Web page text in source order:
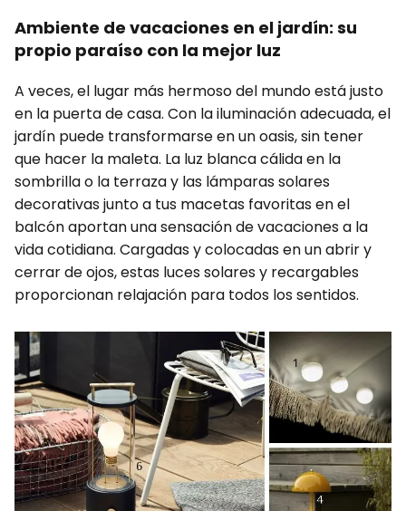
Ambiente de vacaciones en el jardín: su
propio paraíso con la mejor luz
A veces, el lugar más hermoso del mundo está justo
en la puerta de casa. Con la iluminación adecuada, el
jardín puede transformarse en un oasis, sin tener
que hacer la maleta. La luz blanca cálida en la
sombrilla o la terraza y las lámparas solares
decorativas junto a tus macetas favoritas en el
balcón aportan una sensación de vacaciones a la
vida cotidiana. Cargadas y colocadas en un abrir y
cerrar de ojos, estas luces solares y recargables
proporcionan relajación para todos los sentidos.